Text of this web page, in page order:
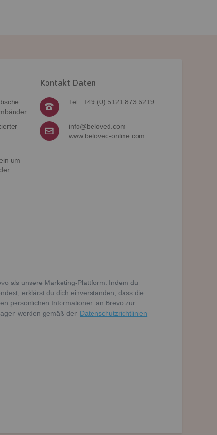
um
Kontakt Daten
Tel.: +49 (0) 5121 873 6219
info@beloved.com
www.beloved-online.com
als unsere Marketing-Plattform. Indem du
erklärst du dich einverstanden, dass die
persönlichen Informationen an Brevo zur
werden gemäß den Datenschutzrichtlinien